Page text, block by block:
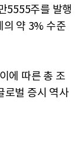
5555주를 발행
의 약 3% 수준
에 따른 총 조
로벌 증시 역사